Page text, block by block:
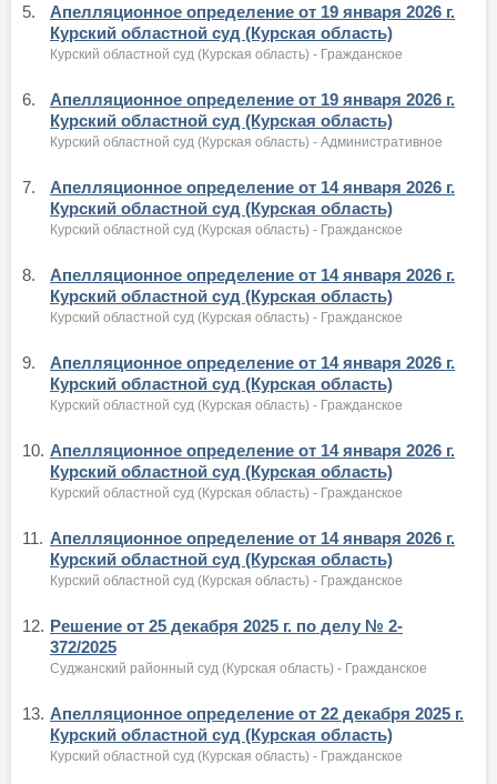
5.
Апелляционное определение от 19 января 2026 г.
Курский областной суд (Курская область)
Курский областной суд (Курская область) - Гражданское
6.
Апелляционное определение от 19 января 2026 г.
Курский областной суд (Курская область)
Курский областной суд (Курская область) - Административное
7.
Апелляционное определение от 14 января 2026 г.
Курский областной суд (Курская область)
Курский областной суд (Курская область) - Гражданское
8.
Апелляционное определение от 14 января 2026 г.
Курский областной суд (Курская область)
Курский областной суд (Курская область) - Гражданское
9.
Апелляционное определение от 14 января 2026 г.
Курский областной суд (Курская область)
Курский областной суд (Курская область) - Гражданское
10. Апелляционное определение от 14 января 2026 г.
Курский областной суд (Курская область)
Курский областной суд (Курская область) - Гражданское
11. Апелляционное определение от 14 января 2026 г.
Курский областной суд (Курская область)
Курский областной суд (Курская область) - Гражданское
12. Решение от 25 декабря 2025 г. по делу № 2-
372/2025
Суджанский районный суд (Курская область) - Гражданское
13. Апелляционное определение от 22 декабря 2025 г.
Курский областной суд (Курская область)
Курский областной суд (Курская область) - Гражданское